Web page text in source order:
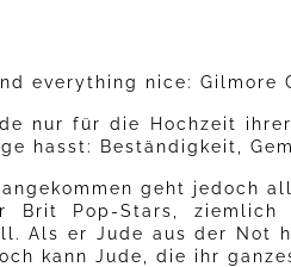
everything nice: Gilmore
nur für die Hochzeit
hasst: Beständigkeit,
angekommen geht jedoch
Brit Pop-Stars,
Als er Jude aus der Not
kann Jude, die ihr